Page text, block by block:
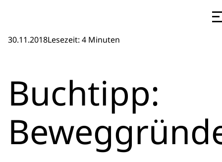
30.11.2018Lesezeit: 4 Minuten
Buchtipp: